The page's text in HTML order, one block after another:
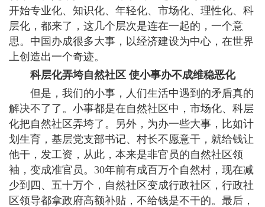
开始专业化、知识化、年轻化、市场化、理性化、科
层化，都来了，这几个层次是连在一起的，一个意
思。中国办成很多大事，以经济建设为中心，在世界
上创造出一个奇迹。
科层化弄垮自然社区 使小事办不成维稳恶化
但是，我们的小事，人们生活中遇到的矛盾真的
解决不了了。小事都是在自然社区中，市场化、科层
化把自然社区弄垮了。另外，为办一些大事，比如计
划生育，基层党支部书记、村长不愿意干，就给钱让
他干，发工资，从此，本来是非官员的自然社区领
袖，变成准官员。30年前有成百万个自然村，现在减
少到四、五十万个，自然社区变成行政社区，行政社
区领导都拿政府高额补贴，不给钱是不干的。最后，